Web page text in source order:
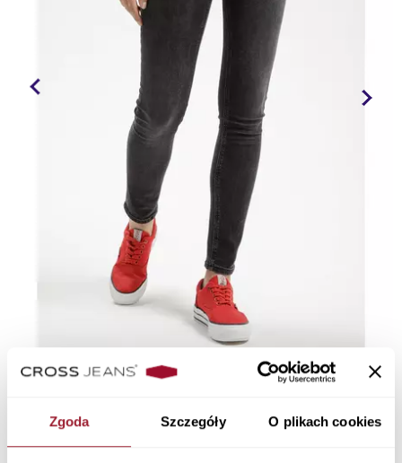
Zgoda Szczegóły O plikach cookies
Jeansy damskie czarne Skinny Fit Alan N 497-
Skinny Fit